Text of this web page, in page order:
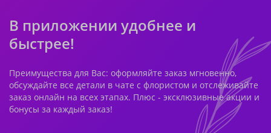
В приложении удобнее и
быстрее!
Преимущества для Вас: оформляйте заказ мгновенно,
обсуждайте все детали в чате с флористом и отслеживайте
заказ онлайн на всех этапах. Плюс - эксклюзивные акции и
бонусы за каждый заказ!